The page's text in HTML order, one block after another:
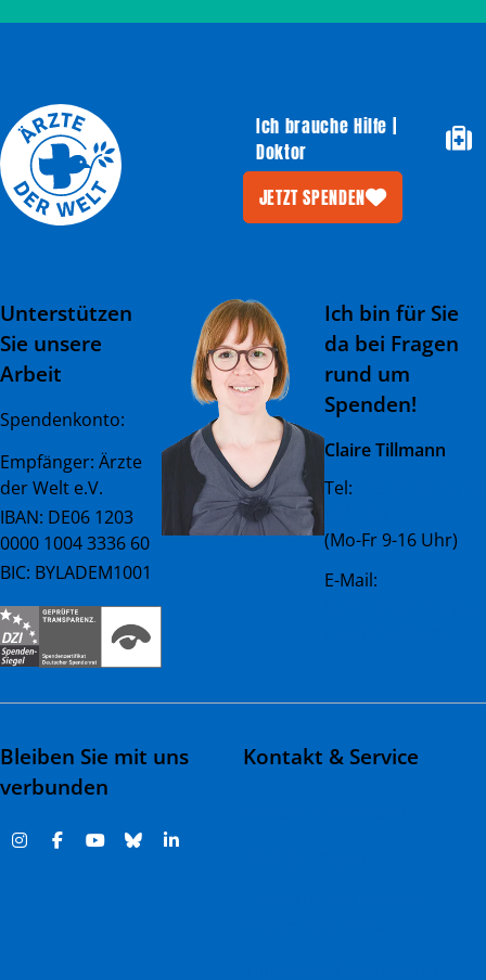
Ich brauche Hilfe |
Doktor
JETZT SPENDEN
Unterstützen
Sie unsere
Arbeit
Spendenkonto:
Empfänger: Ärzte
der Welt e.V.
IBAN: DE06 1203
0000 1004 3336 60
BIC: BYLADEM1001
Ich bin für Sie
da bei Fragen
rund um
Spenden!
Claire Tillmann
Tel:
(Mo-Fr 9-16 Uhr)
E-Mail:
Bleiben Sie mit uns
verbunden
Kontakt & Service